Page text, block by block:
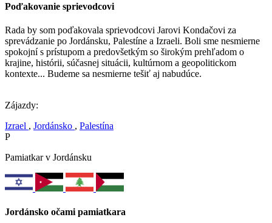
Poďakovanie sprievodcovi
Rada by som poďakovala sprievodcovi Jarovi Kondačovi za
sprevádzanie po Jordánsku, Palestíne a Izraeli. Boli sme nesmierne
spokojní s prístupom a predovšetkým so širokým prehľadom o
krajine, histórii, súčasnej situácii, kultúrnom a geopolitickom
kontexte... Budeme sa nesmierne tešiť aj nabudúce.
Zájazdy:
Izrael , Jordánsko , Palestína
P
Pamiatkar v Jordánsku
Jordánsko očami pamiatkara